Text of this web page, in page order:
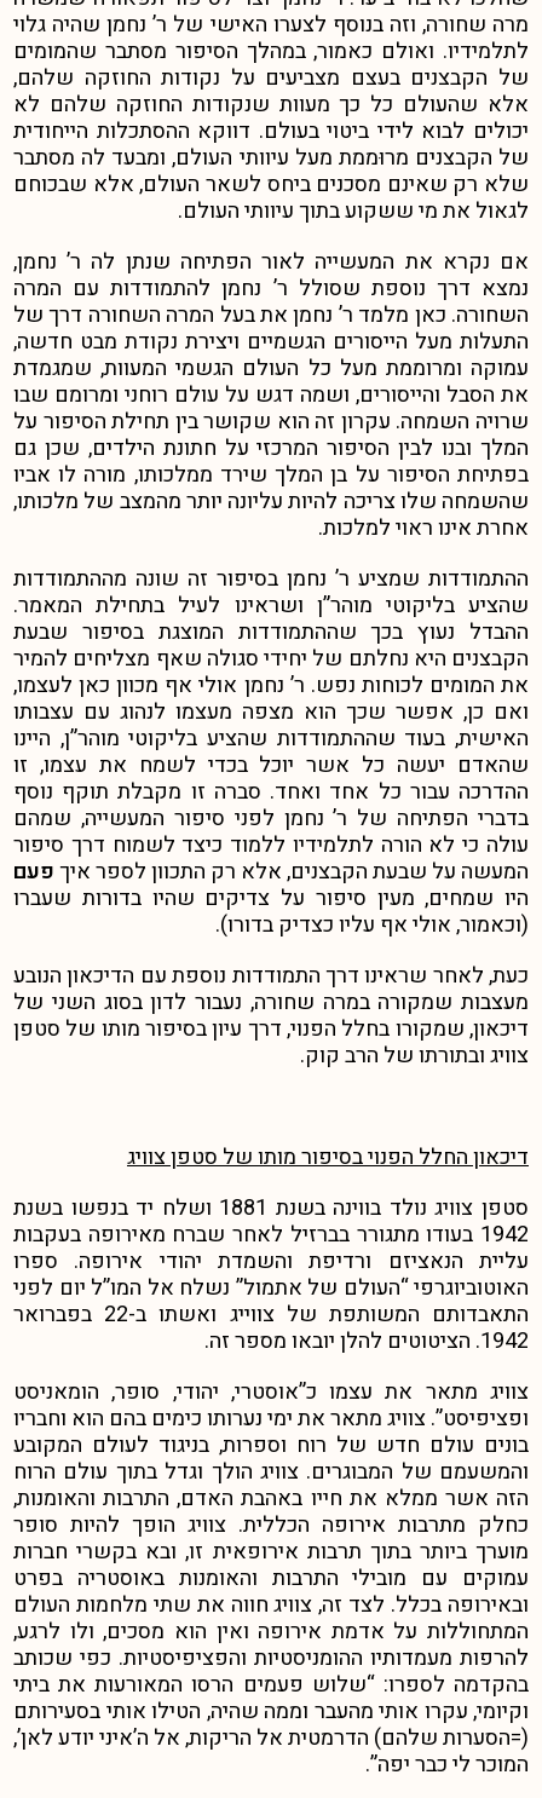
מרה שחורה, וזה בנוסף לצערו האישי של ר’ נחמן שהיה גלוי
לתלמידיו. ואולם כאמור, במהלך הסיפור מסתבר שהמומים
של הקבצנים בעצם מצביעים על נקודות החוזקה שלהם,
אלא שהעולם כל כך מעוות שנקודות החוזקה שלהם לא
יכולים לבוא לידי ביטוי בעולם. דווקא ההסתכלות הייחודית
של הקבצנים מרוּממת מעל עיוותי העולם, ומבעד לה מסתבר
שלא רק שאינם מסכנים ביחס לשאר העולם, אלא שבכוחם
לגאול את מי ששקוע בתוך עיוותי העולם.
אם נקרא את המעשייה לאור הפתיחה שנתן לה ר’ נחמן,
נמצא דרך נוספת שסולל ר’ נחמן להתמודדות עם המרה
השחורה. כאן מלמד ר’ נחמן את בעל המרה השחורה דרך של
התעלות מעל הייסורים הגשמיים ויצירת נקודת מבט חדשה,
עמוקה ומרוממת מעל כל העולם הגשמי המעוות, שמגמדת
את הסבל והייסורים, ושמה דגש על עולם רוחני ומרומם שבו
שרויה השמחה. עקרון זה הוא שקושר בין תחילת הסיפור על
המלך ובנו לבין הסיפור המרכזי על חתונת הילדים, שכן גם
בפתיחת הסיפור על בן המלך שירד ממלכותו, מורה לו אביו
שהשמחה שלו צריכה להיות עליונה יותר מהמצב של מלכותו,
אחרת אינו ראוי למלכות.
ההתמודדות שמציע ר’ נחמן בסיפור זה שונה מההתמודדות
שהציע בליקוטי מוהר”ן ושראינו לעיל בתחילת המאמר.
ההבדל נעוץ בכך שההתמודדות המוצגת בסיפור שבעת
הקבצנים היא נחלתם של יחידי סגולה שאף מצליחים להמיר
את המומים לכוחות נפש. ר’ נחמן אולי אף מכוון כאן לעצמו,
ואם כן, אפשר שכך הוא מצפה מעצמו לנהוג עם עצבותו
האישית, בעוד שההתמודדות שהציע בליקוטי מוהר”ן, היינו
שהאדם יעשה כל אשר יוכל בכדי לשמח את עצמו, זו
ההדרכה עבור כל אחד ואחד. סברה זו מקבלת תוקף נוסף
בדברי הפתיחה של ר’ נחמן לפני סיפור המעשייה, שמהם
עולה כי לא הורה לתלמידיו ללמוד כיצד לשמוח דרך סיפור
המעשה על שבעת הקבצנים, אלא רק התכוון לספר איךפעם
היו שמחים, מעין סיפור על צדיקים שהיו בדורות שעברו
(וכאמור, אולי אף עליו כצדיק בדורו).
כעת, לאחר שראינו דרך התמודדות נוספת עם הדיכאון הנובע
מעצבות שמקורה במרה שחורה, נעבור לדון בסוג השני של
דיכאון, שמקורו בחלל הפנוי, דרך עיון בסיפור מותו של סטפן
צוויג ובתורתו של הרב קוק.
דיכאון החלל הפנוי בסיפור מותו של סטפן צוויג
סטפן צוויג נולד בווינה בשנת 1881 ושלח יד בנפשו בשנת
1942 בעודו מתגורר בברזיל לאחר שברח מאירופה בעקבות
עליית הנאציזם ורדיפת והשמדת יהודי אירופה. ספרו
האוטוביוגרפי “העולם של אתמול” נשלח אל המו”ל יום לפני
התאבדותם המשותפת של צווייג ואשתו ב-22 בפברואר
1942. הציטוטים להלן יובאו מספר זה.
צוויג מתאר את עצמו כ”אוסטרי, יהודי, סופר, הומאניסט
ופציפיסט”. צוויג מתאר את ימי נערותו כימים בהם הוא וחבריו
בונים עולם חדש של רוח וספרות, בניגוד לעולם המקובע
והמשעמם של המבוגרים. צוויג הולך וגדל בתוך עולם הרוח
הזה אשר ממלא את חייו באהבת האדם, התרבות והאומנות,
כחלק מתרבות אירופה הכללית. צוויג הופך להיות סופר
מוערך ביותר בתוך תרבות אירופאית זו, ובא בקשרי חברות
עמוקים עם מובילי התרבות והאומנות באוסטריה בפרט
ובאירופה בכלל. לצד זה, צוויג חווה את שתי מלחמות העולם
המתחוללות על אדמת אירופה ואין הוא מסכים, ולו לרגע,
להרפות מעמדותיו ההומניסטיות והפציפיסטיות. כפי שכותב
בהקדמה לספרו: “שלוש פעמים הרסו המאורעות את ביתי
וקיומי, עקרו אותי מהעבר וממה שהיה, הטילו אותי בסעירותם
(=הסערות שלהם) הדרמטית אל הריקות, אל ה’איני יודע לאן’,
המוכר לי כבר יפה”.